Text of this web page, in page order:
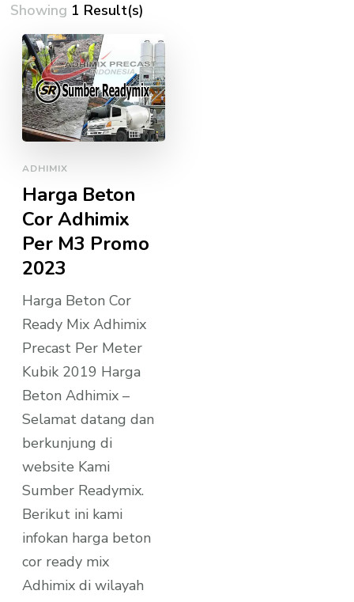
Showing 1 Result(s)
ADHIMIX
Harga Beton
Cor Adhimix
Per M3 Promo
2023
Harga Beton Cor
Ready Mix Adhimix
Precast Per Meter
Kubik 2019 Harga
Beton Adhimix –
Selamat datang dan
berkunjung di
website Kami
Sumber Readymix.
Berikut ini kami
infokan harga beton
cor ready mix
Adhimix di wilayah